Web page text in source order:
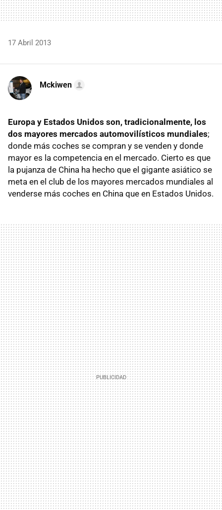
17 Abril 2013
Mckiwen
Europa y Estados Unidos son, tradicionalmente, los
dos mayores mercados automovilísticos mundiales;
donde más coches se compran y se venden y donde
mayor es la competencia en el mercado. Cierto es que
la pujanza de China ha hecho que el gigante asiático se
meta en el club de los mayores mercados mundiales al
venderse más coches en China que en Estados Unidos.